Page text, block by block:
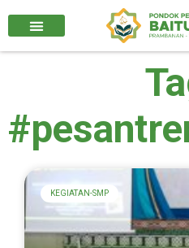
KEGIATAN-SMP